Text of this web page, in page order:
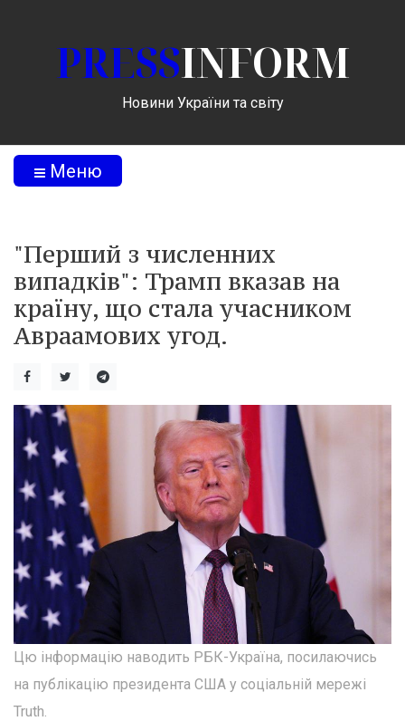
PRESSINFORM
Новини України та світу
Меню
"Перший з численних
випадків": Трамп вказав на
країну, що стала учасником
Авраамових угод.
Цю інформацію наводить РБК-Україна, посилаючись
на публікацію президента США у соціальній мережі
Truth.